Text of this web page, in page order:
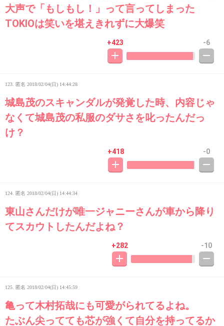
大声で「もしもし！」って言ってしまった
TOKIOは笑いを堪えきれずに大爆笑
+423 -6
123. 匿名 2018/02/04(日) 14:44:28
城島茂のスキャンダルが発覚した時、内容じゃ
なくて城島茂の私服のダサさを叱ったんだっ
け？
+418 -0
124. 匿名 2018/02/04(日) 14:44:34
東山さんだけが唯一ジャニーさんが車から降り
てスカウトしたんだよね？
+282 -10
125. 匿名 2018/02/04(日) 14:45:59
亀って木村拓哉にも可愛がられてるよね。
たぶん尖ってても芯が強くて自分を持ってるか